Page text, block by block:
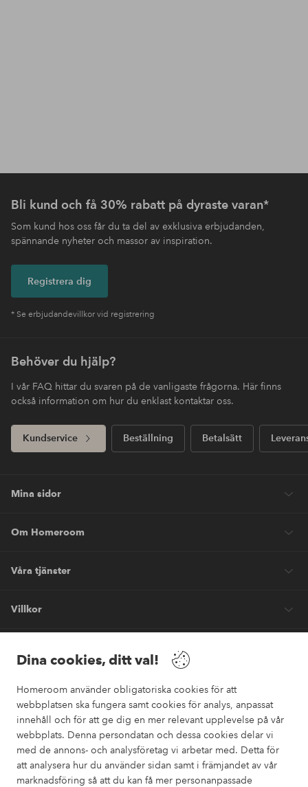
Dina cookies, ditt val!
Homeroom använder obligatoriska cookies för att
webbplatsen ska fungera samt cookies för analys, anpassat
innehåll och för att ge dig en mer relevant upplevelse på vår
webbplats. Denna persondatan och dessa cookies delar vi
med de annons- och analysföretag vi arbetar med. Detta för
att analysera hur du använder sidan samt i främjandet av vår
marknadsföring så att du kan få mer personanpassade
Bli kund och få 30% rabatt på dyraste varan*
Som kund hos oss får du ta del av exklusiva erbjudanden,
spännande nyheter och massor av inspiration.
Registrera dig
* Se erbjudandevillkor vid registrering
Behöver du hjälp?
I vår FAQ hittar du svaren på de vanligaste frågorna. Här finns
också information om hur du enklast kontaktar oss.
Kundservice Beställning Betalsätt
Mina sidor
Om Homeroom
Våra tjänster
Villkor
Säkra betalningar
Vill du veta mer om våra betalalternativ ?
elpy